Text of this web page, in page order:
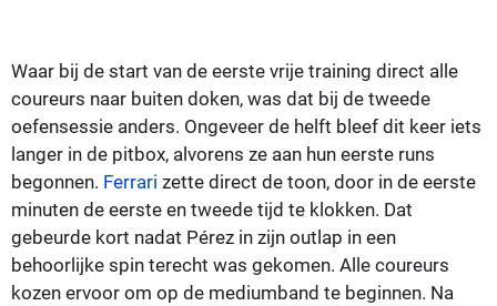
Waar bij de start van de eerste vrije training direct alle
coureurs naar buiten doken, was dat bij de tweede
oefensessie anders. Ongeveer de helft bleef dit keer iets
langer in de pitbox, alvorens ze aan hun eerste runs
begonnen. Ferrari zette direct de toon, door in de eerste
minuten de eerste en tweede tijd te klokken. Dat
gebeurde kort nadat Pérez in zijn outlap in een
behoorlijke spin terecht was gekomen. Alle coureurs
kozen ervoor om op de mediumband te beginnen. Na